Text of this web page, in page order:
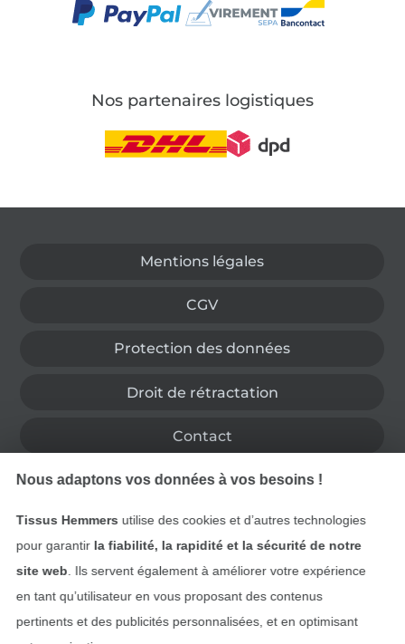
Nos partenaires logistiques
Mentions légales
CGV
Protection des données
Droit de rétractation
Contact
Rétractation de commande
Trouvez plus d’idées
Nous adaptons vos données à vos besoins !
Tissus Hemmers utilise des cookies et d’autres technologies
pour garantir la fiabilité, la rapidité et la sécurité de notre
site web . Ils servent également à améliorer votre expérience
en tant qu’utilisateur en vous proposant des contenus
pertinents et des publicités personnalisées, et en optimisant